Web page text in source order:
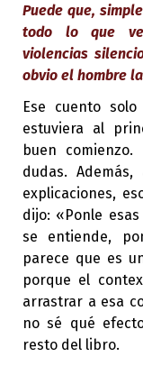
Puede que,
todo lo que
violencias
obvio el hombre
Ese cuento
estuviera al
buen
dudas.
explicaciones,
dijo: «Ponle
se entiende,
parece que es
porque el
arrastrar a esa
no sé qué
resto del libro.